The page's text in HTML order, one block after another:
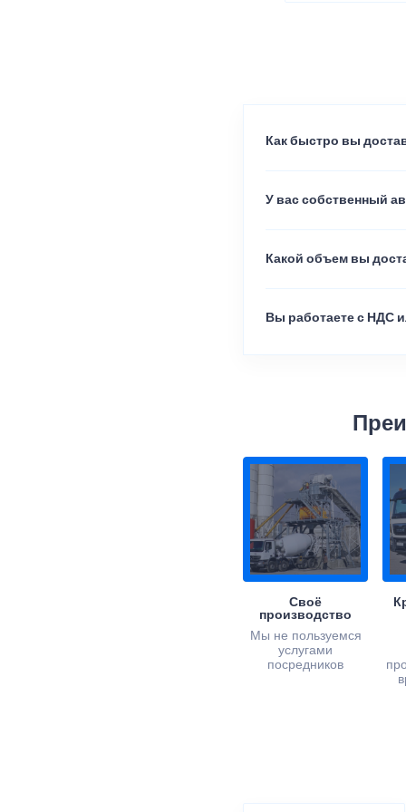
Как быстро вы
У вас собственный
Какой объем вы
Вы работаете с НДС
Своё
производство
Мы не пользуемся
услугами
посредников